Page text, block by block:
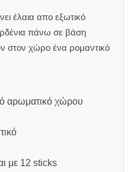
έλαια απο εξωτικό
πάνω σε βάση
στον χώρο ένα ρομαντικό
αρωματικό χώρου
με 12 sticks